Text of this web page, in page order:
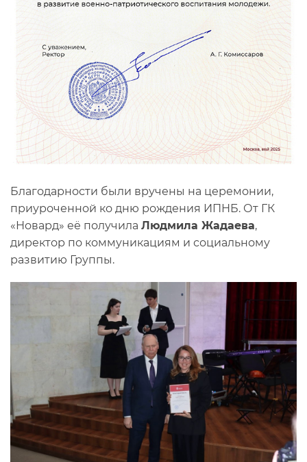
Благодарности были вручены на церемонии,
приуроченной ко дню рождения ИПНБ. От ГК
«Новард» её получила Людмила Жадаева,
директор по коммуникациям и социальному
развитию Группы.